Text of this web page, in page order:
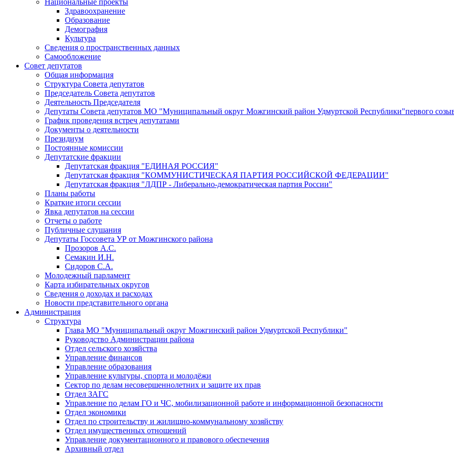
Здравоохранение
Образование
Демография
Культура
Сведения о пространственных данных
Самообложение
Совет депутатов
Общая информация
Структура Совета депутатов
Председатель Совета депутатов
Деятельность Председателя
Депутаты Совета депутатов МО "Муниципальный округ Можгинский район Удмуртской Республики"первого
График проведения встреч депутатами
Документы о деятельности
Президиум
Постоянные комиссии
Депутатские фракции
Депутатская фракция "ЕДИНАЯ РОССИЯ"
Депутатская фракция "КОММУНИСТИЧЕСКАЯ ПАРТИЯ РОССИЙСКОЙ ФЕДЕРАЦИИ"
Депутатская фракция "ЛДПР - Либерально-демократическая партия России"
Планы работы
Краткие итоги сессии
Явка депутатов на сессии
Отчеты о работе
Публичные слушания
Депутаты Госсовета УР от Можгинского района
Прозоров А.С.
Семакин И.Н.
Сидоров С.А.
Молодежный парламент
Карта избирательных округов
Сведения о доходах и расходах
Новости представительного органа
Администрация
Структура
Глава МО "Муниципальный округ Можгинский район Удмуртской Республики"
Руководство Администрации района
Отдел сельского хозяйства
Управление финансов
Управление образования
Управление культуры, спорта и молодёжи
Сектор по делам несовершеннолетних и защите их прав
Отдел ЗАГС
Управление по делам ГО и ЧС, мобилизационной работе и информационной безопасности
Отдел экономики
Отдел по строительству и жилищно-коммунальному хозяйству
Отдел имущественных отношений
Управление документационного и правового обеспечения
Архивный отдел